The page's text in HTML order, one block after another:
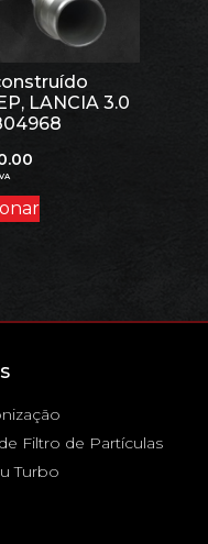
LANCIA 3.0
Filtro de Partículas
Turbo